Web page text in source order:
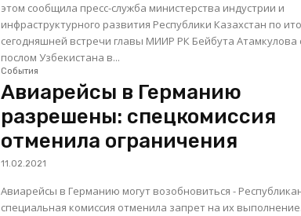
этом сообщила пресс-служба министерства индустрии и
инфраструктурного развития Республики Казахстан по
сегодняшней встречи главы МИИР РК Бейбута Атамкулова
послом Узбекистана в...
События
Авиарейсы в Германию
разрешены: спецкомиссия
отменила ограничения
11.02.2021
Авиарейсы в Германию могут возобновиться -
специальная комиссия отменила запрет на их выполнение.